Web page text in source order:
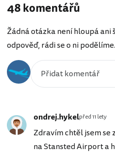
48 komentářů
Žádná otázka není hloupá ani
odpověď, rádi se o ni podělíme.
ondrej.hykelpřed 11 lety
Zdravím chtěl jsem se
na Stansted Airport a